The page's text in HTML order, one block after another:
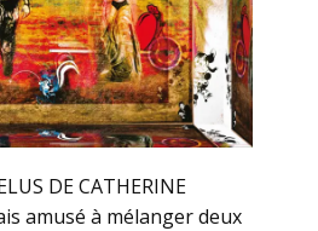
DE CATHERINE
amusé à mélanger deux